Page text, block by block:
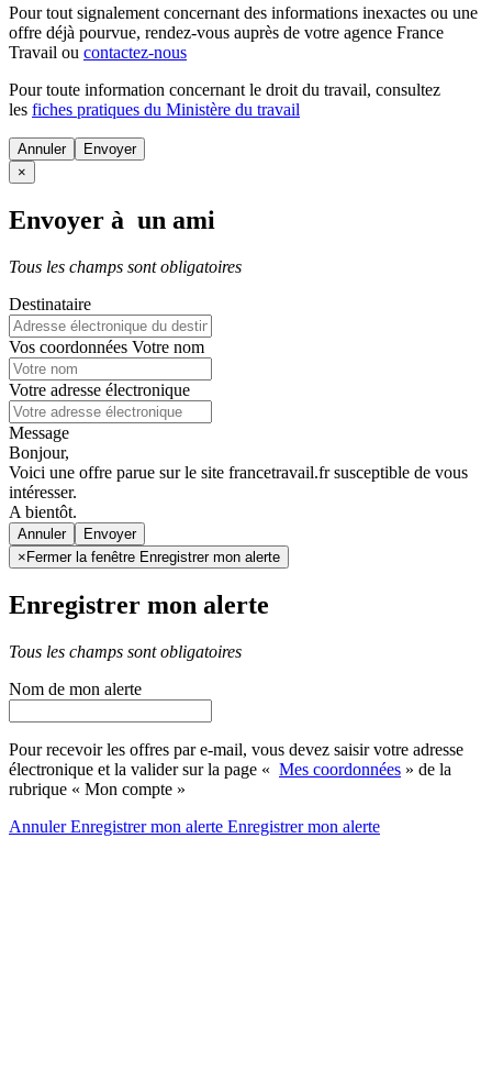
Pour tout signalement concernant des informations inexactes ou une
offre déjà pourvue, rendez-vous auprès de votre agence France
Travail ou contactez-nous
Pour toute information concernant le droit du travail, consultez
les fiches pratiques du Ministère du travail
Annuler
×
Envoyer à un ami
Tous les champs sont obligatoires
Destinataire
Vos coordonnées Votre nom
Votre adresse électronique
Message
Bonjour,
Voici une offre parue sur le site francetravail.fr susceptible de vous
intéresser.
A bientôt.
Annuler
× Fermer la fenêtre Enregistrer mon alerte
Enregistrer mon alerte
Tous les champs sont obligatoires
Nom de mon alerte
Pour recevoir les offres par e-mail, vous devez saisir votre adresse
électronique et la valider sur la page « Mes coordonnées » de la
rubrique « Mon compte »
AnnulerEnregistrer mon alerte Enregistrermon alerte